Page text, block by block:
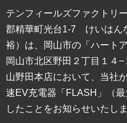
テンフィールズファクトリ
郡精華町光台1-7 けいはん
裕）は、岡山市の「ハート
岡山市北区野田２丁目１４
山野田本店において、当社
速EV充電器「FLASH」（
したことをお知らせいたしま